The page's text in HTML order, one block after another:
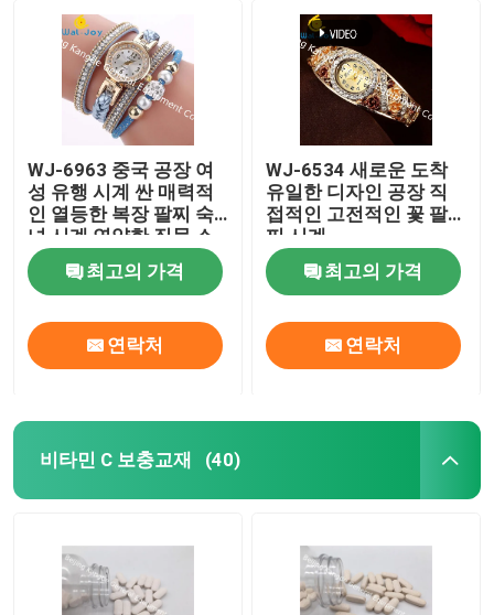
여자의 건강 보충교재
비타민 E 보충교재
무게 관리 보충교재
WJ-6963 중국 공장 여
성 유행 시계 싼 매력적
인 열등한 복장 팔찌 숙
녀 시계 연약한 직물 소
녀 손목 시계
최고의 가격
연락처
WJ-6534 새로운 도착
유일한 디자인 공장 직
접적인 고전적인 꽃 팔
찌 시계
최고의 가격
연락처
비타민 C 보충교재 (40)